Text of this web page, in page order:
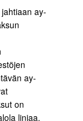
ay-
ay-
on
linjaa.